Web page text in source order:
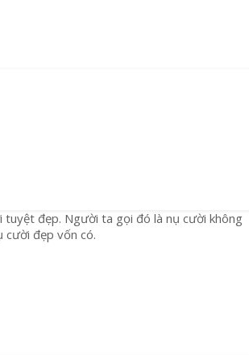
tuyệt đẹp. Người ta gọi đó là nụ cười không
cười đẹp vốn có.